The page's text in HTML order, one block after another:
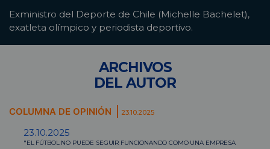
Exministro del Deporte de Chile (Michelle Bachelet),
exatleta olímpico y periodista deportivo.
ARCHIVOS
DEL AUTOR
COLUMNA DE OPINIÓN 23.10.2025
23.10.2025
"EL FÚTBOL NO PUEDE SEGUIR FUNCIONANDO COMO UNA EMPRESA